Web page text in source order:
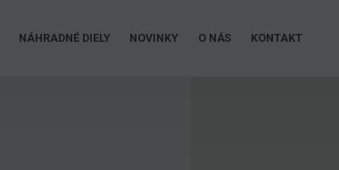
NÁHRADNÉ DIELY NOVINKY O NÁS KONTAKT